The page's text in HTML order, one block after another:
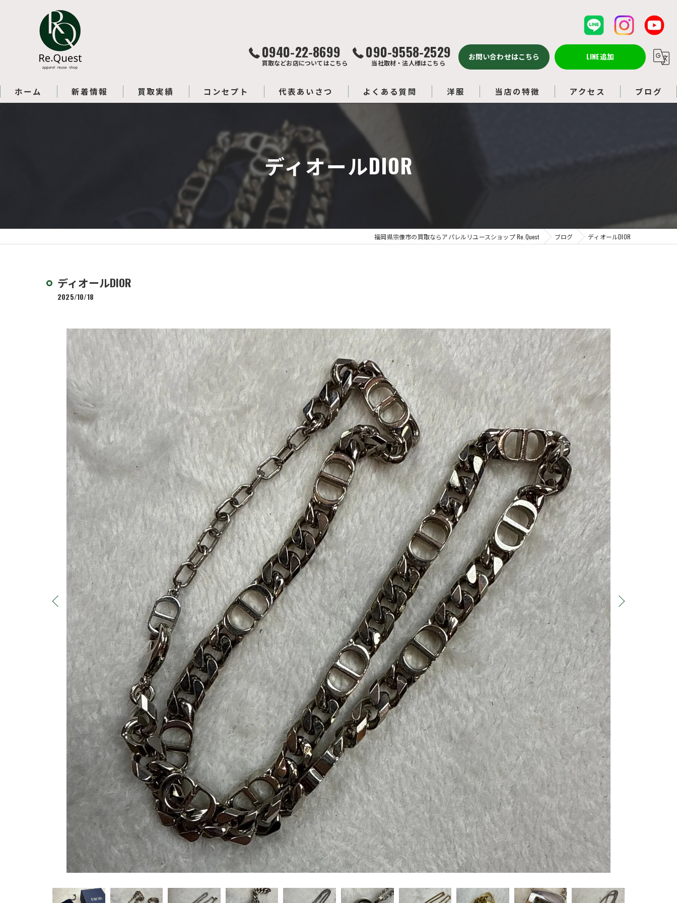
0940-22-8699
買取などお店についてはこちら
090-9558-2529
当社取材・法人様はこちら
お問い合わせはこちら LINE追加
ホーム 新着情報 買取実績 コンセプト 代表あいさつ よくある質問 洋服 当店の特徴 アクセス ブログ
ディオールDIOR
福岡県宗像市の買取ならアパレルリユースショップ Re.Quest ブログ ディオールDIOR
ディオールDIOR
2025/10/18